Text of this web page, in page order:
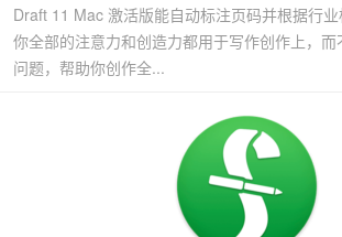
Draft 11 Mac 激活版能自动标注页码并根据行
你全部的注意力和创造力都用于写作创作上，
问题，帮助你创作全...